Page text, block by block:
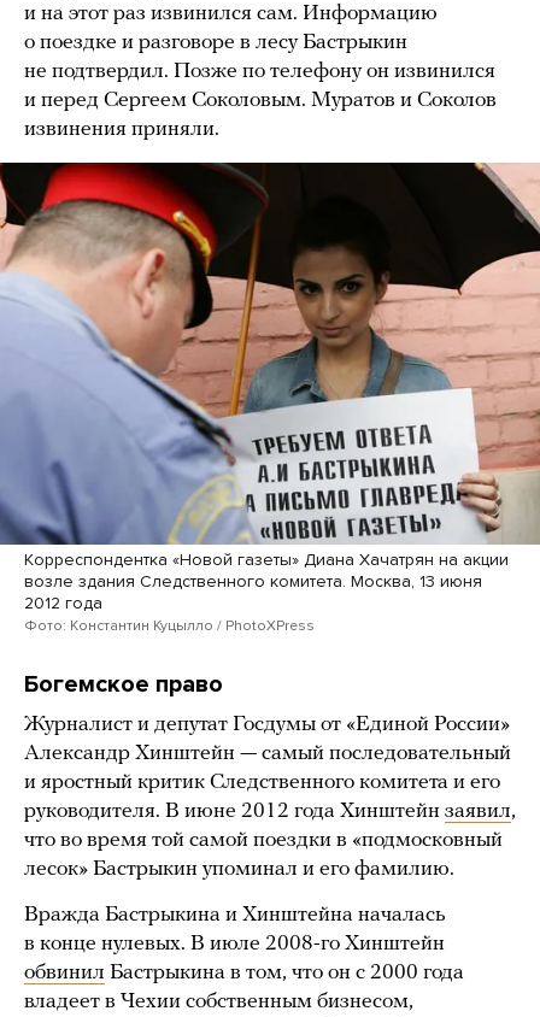
и на этот раз извинился сам. Информацию
о поездке и разговоре в лесу Бастрыкин
не подтвердил. Позже по телефону он извинился
и перед Сергеем Соколовым. Муратов и Соколов
извинения приняли.
Корреспондентка «Новой газеты» Диана Хачатрян на акции
возле здания Следственного комитета. Москва, 13 июня
2012 года
Фото: Константин Куцылло / PhotoXPress
Богемское право
Журналист и депутат Госдумы от «Единой России»
Александр Хинштейн — самый последовательный
и яростный критик Следственного комитета и его
руководителя. В июне 2012 года Хинштейн заявил,
что во время той самой поездки в «подмосковный
лесок» Бастрыкин упоминал и его фамилию.
Вражда Бастрыкина и Хинштейна началась
в конце нулевых. В июле 2008-го Хинштейн
обвинил Бастрыкина в том, что он с 2000 года
владеет в Чехии собственным бизнесом,